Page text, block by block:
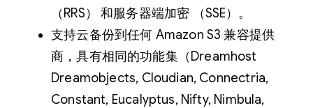
（RRS） 和服务器端加密 （SSE）。
支持云备份到任何 Amazon S3 兼容提供
商，具有相同的功能集（Dreamhost
Dreamobjects, Cloudian, Connectria,
Constant, Eucalyptus, Nifty, Nimbula,